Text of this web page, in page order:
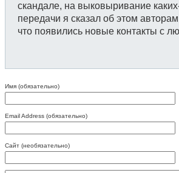
скандале, на выковыривание
передачи я сказал об этом
что появились новые контакты с
Имя (обязательно)
Email Address (обязательно)
Сайт (необязательно)